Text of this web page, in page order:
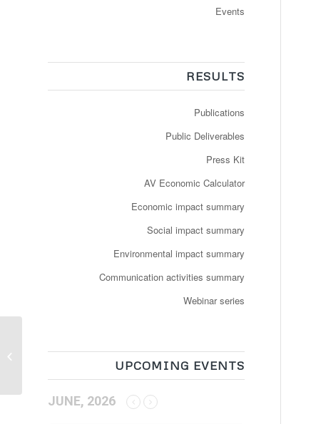
Events
RESULTS
Publications
Public Deliverables
Press Kit
AV Economic Calculator
Economic impact summary
Social impact summary
Environmental impact summary
Communication activities summary
Webinar series
UPCOMING EVENTS
JUNE, 2026
autonomes en
circulation à Lyon, Paris
et prochainement à
l’Apple...